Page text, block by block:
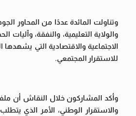
وتناولت المائدة عددًا من المحاور
والولاية التعليمية، والنفقة،
الاجتماعية والاقتصادية التي
للاستقرار المجتمعي.
وأكد المشاركون خلال النقاش أن
والاستقرار الوطني، الأمر الذي